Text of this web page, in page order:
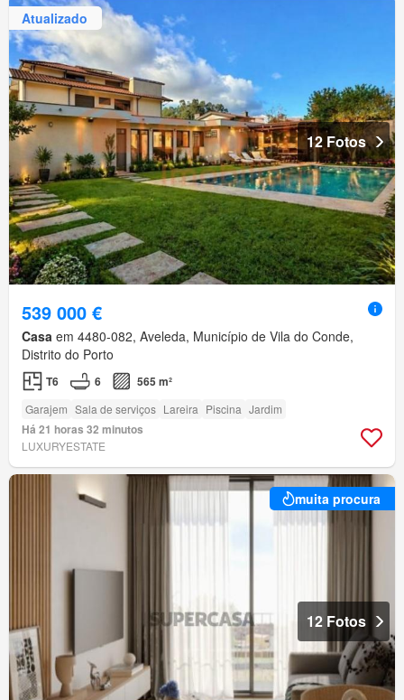
Atualizado
12 Fotos
539 000 €
Casa em 4480-082, Aveleda, Município de Vila do Conde,
Distrito do Porto
T6 6 565 m²
Garajem Sala de serviços Lareira Piscina Jardim
Há 21 horas 32 minutos
LUXURYESTATE
muita procura
12 Fotos